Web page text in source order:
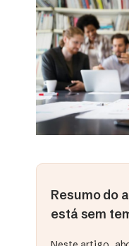
Resumo do
está sem